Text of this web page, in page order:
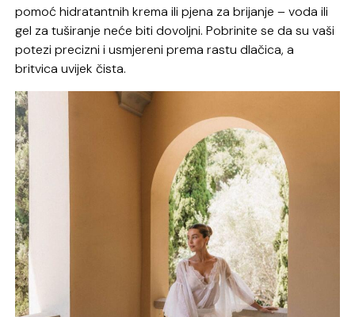
pomoć hidratantnih krema ili pjena za brijanje – voda ili
gel za tuširanje neće biti dovoljni. Pobrinite se da su vaši
potezi precizni i usmjereni prema rastu dlačica, a
britvica uvijek čista.